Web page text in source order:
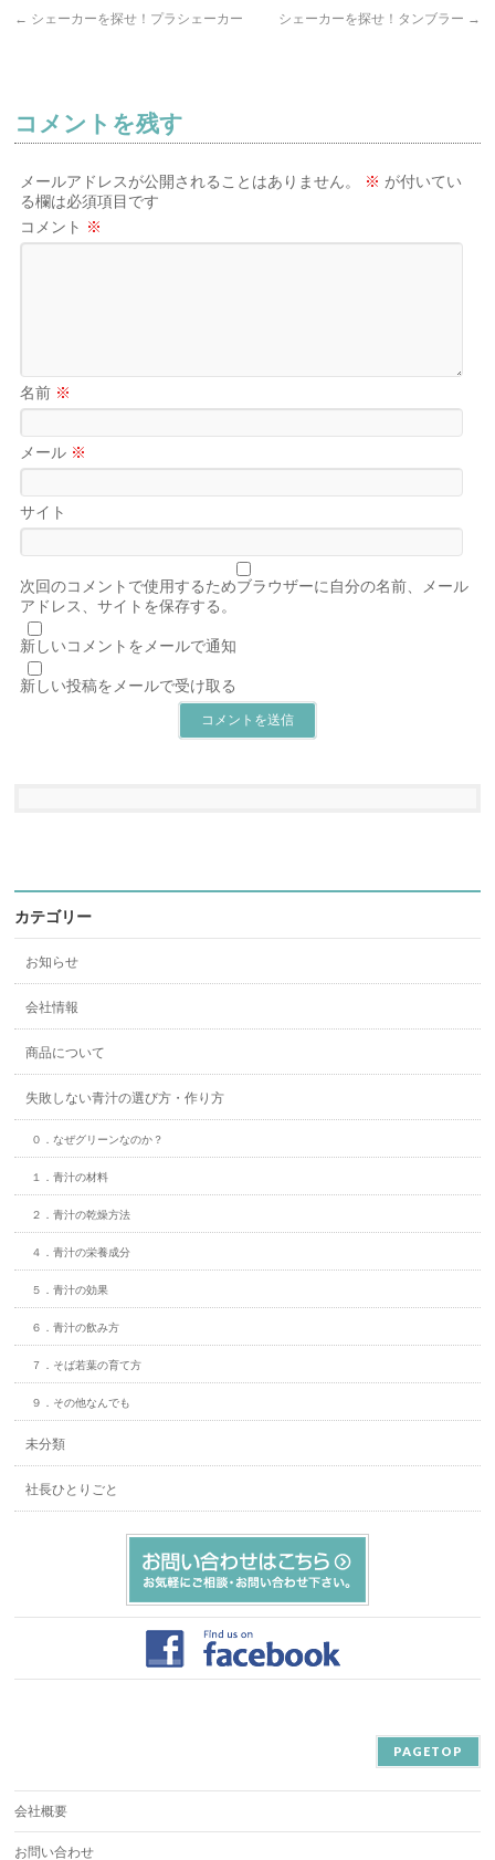
← シェーカーを探せ！プラシェーカー シェーカーを探せ！タンブラー →
コメントを残す
メールアドレスが公開されることはありません。 ※ が付いてい
る欄は必須項目です
コメント ※
名前 ※
メール ※
サイト
次回のコメントで使用するためブラウザーに自分の名前、メール
アドレス、サイトを保存する。
新しいコメントをメールで通知
新しい投稿をメールで受け取る
カテゴリー
お知らせ
会社情報
商品について
失敗しない青汁の選び方・作り方
０．なぜグリーンなのか？
１．青汁の材料
２．青汁の乾燥方法
４．青汁の栄養成分
５．青汁の効果
６．青汁の飲み方
７．そば若葉の育て方
９．その他なんでも
未分類
社長ひとりごと
PAGETOP
会社概要
お問い合わせ